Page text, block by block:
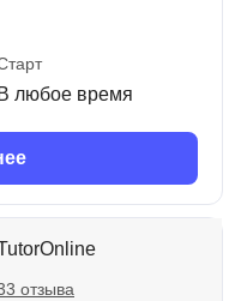
В любое время
отзыва